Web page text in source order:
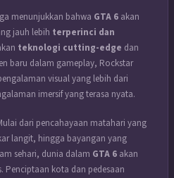
menunjukkan bahwa GTA 6 akan
jauh lebih terperinci dan
teknologi cutting-edge dan
baru dalam gameplay, Rockstar
visual yang lebih dari
imersif yang terasa nyata.
dari pencahayaan matahari yang
langit, hingga bayangan yang
sehari, dunia dalam GTA 6 akan
Penciptaan kota dan pedesaan